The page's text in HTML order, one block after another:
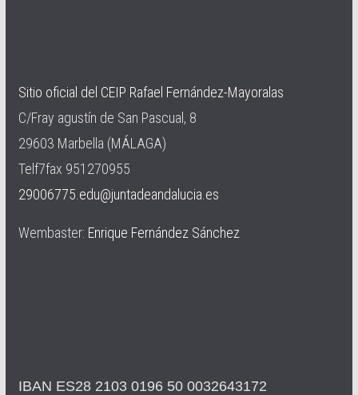
Sitio oficial del CEIP Rafael Fernández-Mayoralas
C/Fray agustín de San Pascual, 8
29603 Marbella (MÁLAGA)
Telf7fax 951270955
29006775.edu@juntadeandalucia.es
Wembaster: Enrique Fernández Sánchez
IBAN ES28 2103 0196 50 0032643172